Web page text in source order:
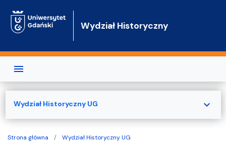
Wydział Historyczny
Strona główna Wydział Historyczny UG
Wydział Historyczny UG expand_more